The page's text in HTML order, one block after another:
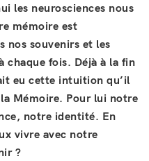
les neurosciences nous
mémoire est
nos souvenirs et les
chaque fois. Déjà à la fin
eu cette intuition qu’il
Mémoire. Pour lui notre
notre identité. En
vivre avec notre
?